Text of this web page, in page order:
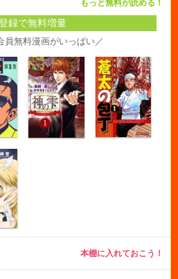
もっと無料が読める！
録で無料増量
員無料漫画がいっぱい／
本棚に入れておこう！